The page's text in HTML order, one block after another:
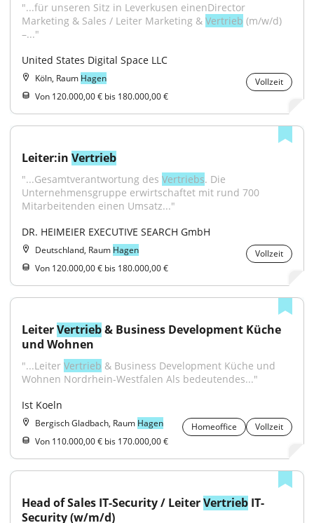
"...für unseren Sitz in Leverkusen einenDirector
Marketing & Sales / Leiter Marketing & Vertrieb (m/w/d)
–..."
United States Digital Space LLC
Köln, Raum Hagen
Vollzeit
Von 120.000,00 € bis 180.000,00 €
Leiter:in Vertrieb
"...Gesamtverantwortung des Vertriebs. Die
Unternehmensgruppe erwirtschaftet mit rund 700
Mitarbeitenden einen Umsatz..."
DR. HEIMEIER EXECUTIVE SEARCH GmbH
Deutschland, Raum Hagen
Vollzeit
Von 120.000,00 € bis 180.000,00 €
Leiter Vertrieb & Business Development Küche
und Wohnen
"...Leiter Vertrieb & Business Development Küche und
Wohnen Nordrhein-Westfalen Als bedeutendes..."
Ist Koeln
Bergisch Gladbach, Raum Hagen Homeoffice
Vollzeit
Von 110.000,00 € bis 170.000,00 €
Head of Sales IT-Security / Leiter Vertrieb IT-
Security (w/m/d)